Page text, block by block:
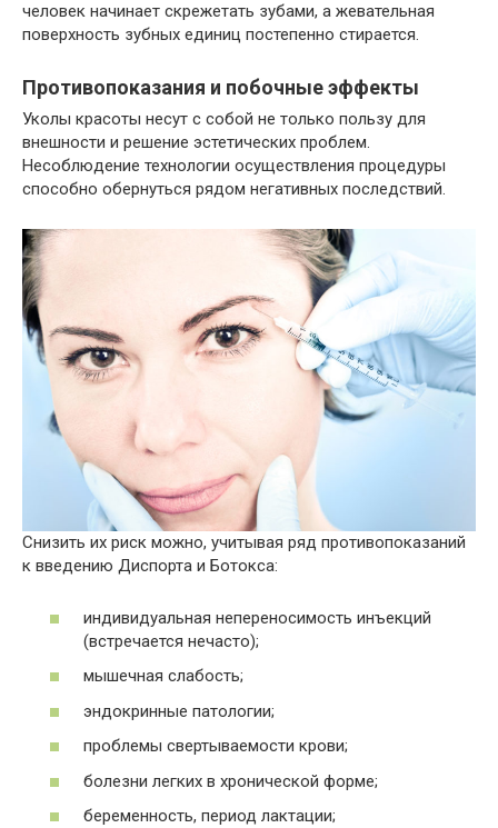
человек начинает скрежетать зубами, а жевательная
поверхность зубных единиц постепенно стирается.
Противопоказания и побочные эффекты
Уколы красоты несут с собой не только пользу для
внешности и решение эстетических проблем.
Несоблюдение технологии осуществления процедуры
способно обернуться рядом негативных последствий.
Снизить их риск можно, учитывая ряд противопоказаний
к введению Диспорта и Ботокса:
индивидуальная непереносимость инъекций
(встречается нечасто);
мышечная слабость;
эндокринные патологии;
проблемы свертываемости крови;
болезни легких в хронической форме;
беременность, период лактации;